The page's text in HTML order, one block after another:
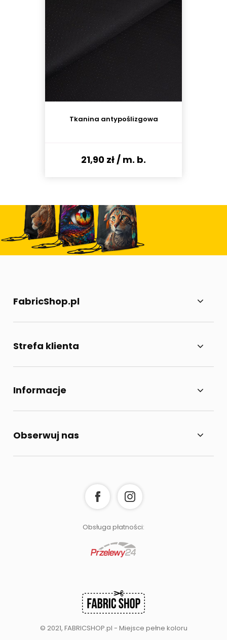
Tkanina antypoślizgowa
21,90 zł / m. b.
FabricShop.pl
Strefa klienta
Informacje
Obserwuj nas
© 2021, FABRICSHOP.pl - Miejsce pełne koloru
Obsługa płatności: